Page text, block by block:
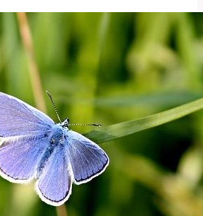
Vysvětlení
v
Anglicko-
Českém
Slovníku